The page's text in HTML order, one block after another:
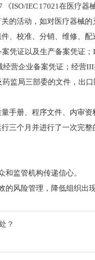
ISO/IEC 17021在医疗
的活动，如对医疗器械
、校准、分销、维修、
凭证以及生产备案凭证
营企业备案凭证；经营
监局三部委的文件，出
手册、程序文件、内审
三个月并进行了一次完
监管机构传递信心。
风险管理，降低组织出
？